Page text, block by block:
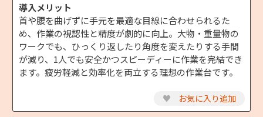
導入メリット
首や腰を曲げずに手元を最適な目線に合わせられるた
め、作業の視認性と精度が劇的に向上。大物・重量物の
ワークでも、ひっくり返したり角度を変えたりする手間
が減り、1人でも安全かつスピーディーに作業を完結でき
ます。疲労軽減と効率化を両立する理想の作業台です。
♥ お気に入り追加